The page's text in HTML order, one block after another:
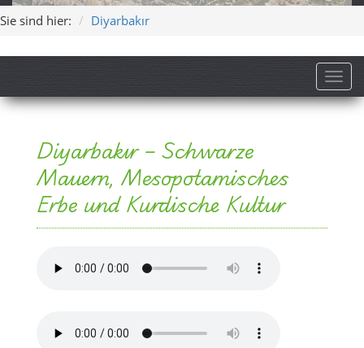
Sie sind hier: Diyarbakır
Diyarbakır – Schwarze
Mauern, Mesopotamisches
Erbe und Kurdische Kultur